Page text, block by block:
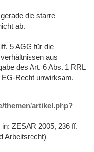
die starre
ab.
5 AGG für die
aus
des Art. 6 Abs. 1 RRL
EG-Recht unwirksam.
themen/artikel.php?
ZESAR 2005, 236 ff.
Arbeitsrecht)